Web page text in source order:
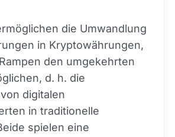
die Umwandlung
in Kryptowährungen,
den umgekehrten
d. h. die
digitalen
in traditionelle
spielen eine